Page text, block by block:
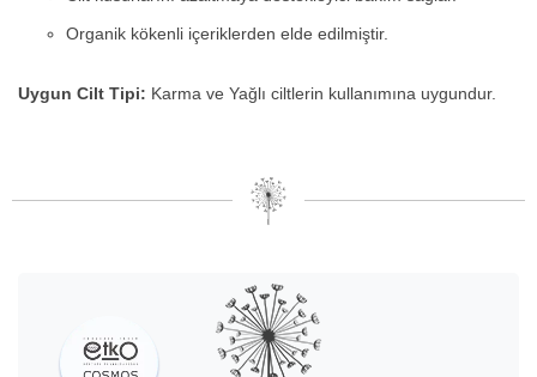
Organik kökenli içeriklerden elde edilmiştir.
Uygun Cilt Tipi: Karma ve Yağlı ciltlerin kullanımına uygundur.